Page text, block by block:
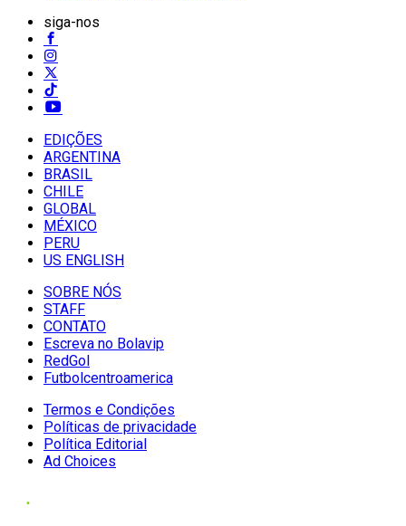
siga-nos
EDIÇÕES
ARGENTINA
BRASIL
CHILE
GLOBAL
MÉXICO
PERU
US ENGLISH
SOBRE NÓS
STAFF
CONTATO
Escreva no Bolavip
RedGol
Futbolcentroamerica
Termos e Condições
Políticas de privacidade
Política Editorial
Ad Choices